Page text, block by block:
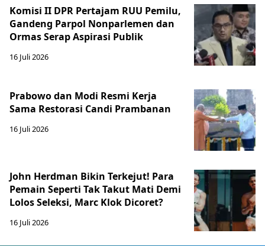
Komisi II DPR Pertajam RUU Pemilu,
Gandeng Parpol Nonparlemen dan
Ormas Serap Aspirasi Publik
16 Juli 2026
Prabowo dan Modi Resmi Kerja
Sama Restorasi Candi Prambanan
16 Juli 2026
John Herdman Bikin Terkejut! Para
Pemain Seperti Tak Takut Mati Demi
Lolos Seleksi, Marc Klok Dicoret?
16 Juli 2026